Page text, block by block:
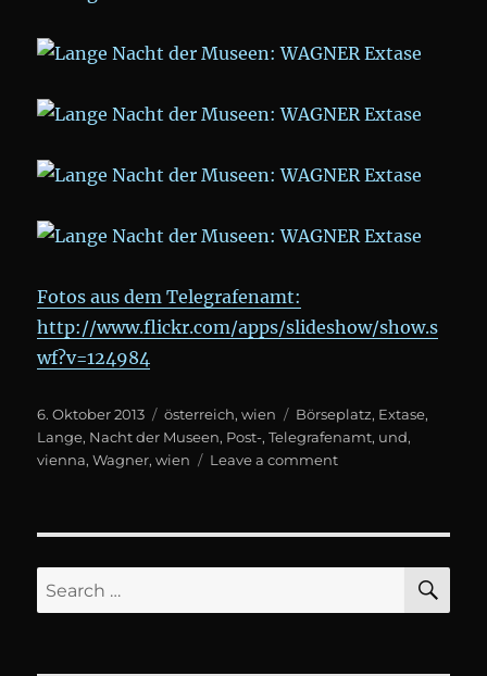
Fotos aus dem Telegrafenamt:
http://www.flickr.com/apps/slideshow/show.s
wf?v=124984
Posted
on
6. Oktober 2013 Categories
österreich,wien Tags
Börseplatz, Extase,
Lange, Nacht der Museen, Post-,Telegrafenamt, und,
vienna,Wagner,wien Leave a commenton
WAGNER
Search
for: